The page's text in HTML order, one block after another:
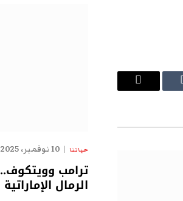
البريد
حياتنا 10 نوفمبر، 2025
ترامب
الرمال الإماراتية